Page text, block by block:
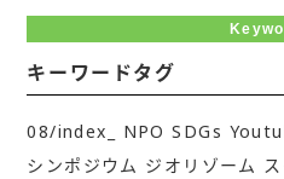
キーワードタグ
08/index_ NPO SDGs
シンポジウム ジオリゾーム